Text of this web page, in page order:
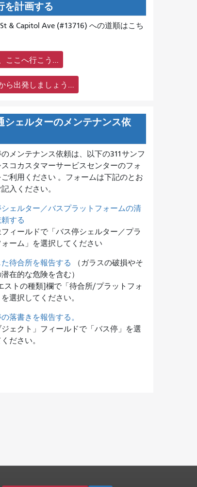
を計画する
& Capitol Ave (#13716) への道順はこち
ここへ行こう…
ら出発しましょう…
シェルターのメンテナンス依
メンテナンス依頼は、 以下の311サンフ
コカスタマーサービスセンターのフォ
利用ください 。フォームは下記のとお
入ください。
ェルター／バスプラットフォームの清
する
ィールドで「バス停シェルター／プラ
ォーム」を選択してください
待合所を報告する （ガラスの破損やそ
在的な危険を含む）
ストの種類]欄で「待合所/プラットフォ
選択してください。
落書きを報告する。
ジェクト」フィールドで「バス停」を選
ださい。